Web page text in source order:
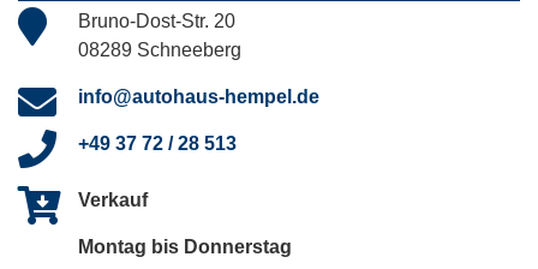
Bruno-Dost-Str. 20
08289 Schneeberg
info@autohaus-hempel.de
+49 37 72 / 28 513
Verkauf
Montag bis Donnerstag